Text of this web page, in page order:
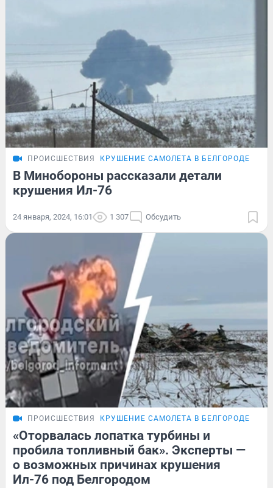
ПРОИСШЕСТВИЯ КРУШЕНИЕ САМОЛЕТА В БЕЛГОРОДЕ
В Минобороны рассказали детали
крушения Ил-76
24 января, 2024, 16:01 1 307 Обсудить
ПРОИСШЕСТВИЯ КРУШЕНИЕ САМОЛЕТА В БЕЛГОРОДЕ
«Оторвалась лопатка турбины и
пробила топливный бак». Эксперты —
о возможных причинах крушения
Ил-76 под Белгородом